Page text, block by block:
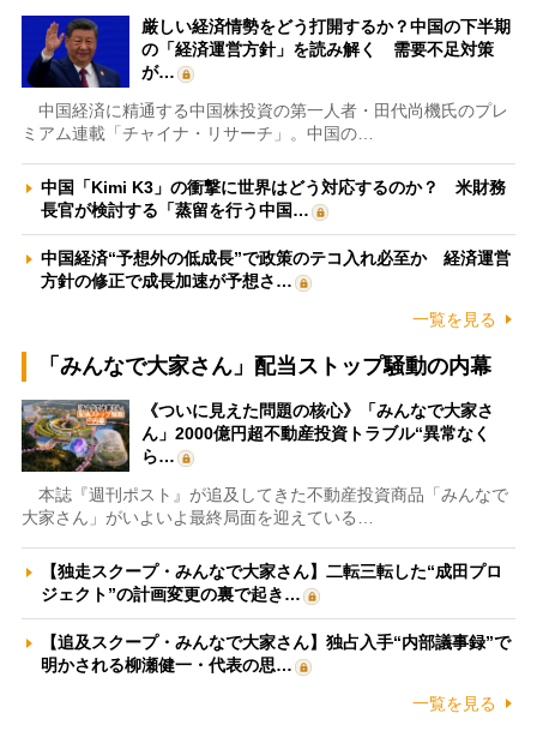
厳しい経済情勢をどう打開するか？中国の下半期
の「経済運営方針」を読み解く 需要不足対策
が…
中国経済に精通する中国株投資の第一人者・田代尚機氏のプレ
ミアム連載「チャイナ・リサーチ」。中国の…
中国「Kimi K3」の衝撃に世界はどう対応するのか？ 米財務
長官が検討する「蒸留を行う中国…
中国経済“予想外の低成長”で政策のテコ入れ必至か 経済運営
方針の修正で成長加速が予想さ…
一覧を見る
「みんなで大家さん」配当ストップ騒動の内幕
《ついに見えた問題の核心》「みんなで大家さ
ん」2000億円超不動産投資トラブル“異常なく
ら…
本誌『週刊ポスト』が追及してきた不動産投資商品「みんなで
大家さん」がいよいよ最終局面を迎えている…
【独走スクープ・みんなで大家さん】二転三転した“成田プロ
ジェクト”の計画変更の裏で起き…
【追及スクープ・みんなで大家さん】独占入手“内部議事録”で
明かされる柳瀬健一・代表の思…
一覧を見る